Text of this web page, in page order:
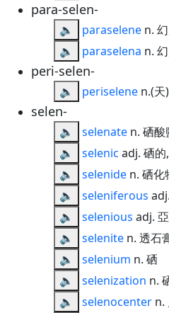
para-selen-
🔈 paraselene n.
🔈
paraselena n.
peri-selen-
🔈 periselene n.(天
selen-
🔈 selenate n. 硒酸
🔈
selenic adj. 硒的
🔈
selenide n. 硒化
🔈
seleniferous
🔈
selenious adj.
🔈
selenite n. 透石
🔈
selenium n. 硒
🔈
selenization n.
🔈
selenocenter n.